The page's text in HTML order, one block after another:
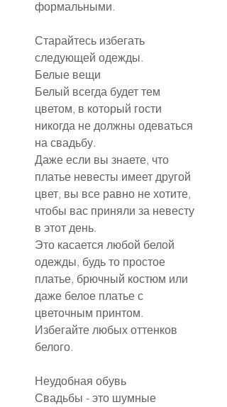
формальными.
Старайтесь избегать
следующей одежды.
Белые вещи
Белый всегда будет тем
цветом, в который гости
никогда не должны одеваться
на свадьбу.
Даже если вы знаете, что
платье невесты имеет другой
цвет, вы все равно не хотите,
чтобы вас приняли за невесту
в этот день.
Это касается любой белой
одежды, будь то простое
платье, брючный костюм или
даже белое платье с
цветочным принтом.
Избегайте любых оттенков
белого.
Неудобная обувь
Свадьбы - это шумные